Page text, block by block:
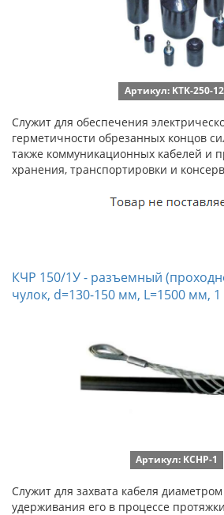
Артикул: KTK-250-
Служит для обеспечения
герметичности обрезанных концов
также коммуникационных кабелей и
хранения, транспортировки и
КЧР 150/1У - разъемный
чулок, d=130-150 мм, L=1500 мм, 1
Артикул: KCHP-1
Служит для захвата кабеля
удерживания его в процессе протяжки